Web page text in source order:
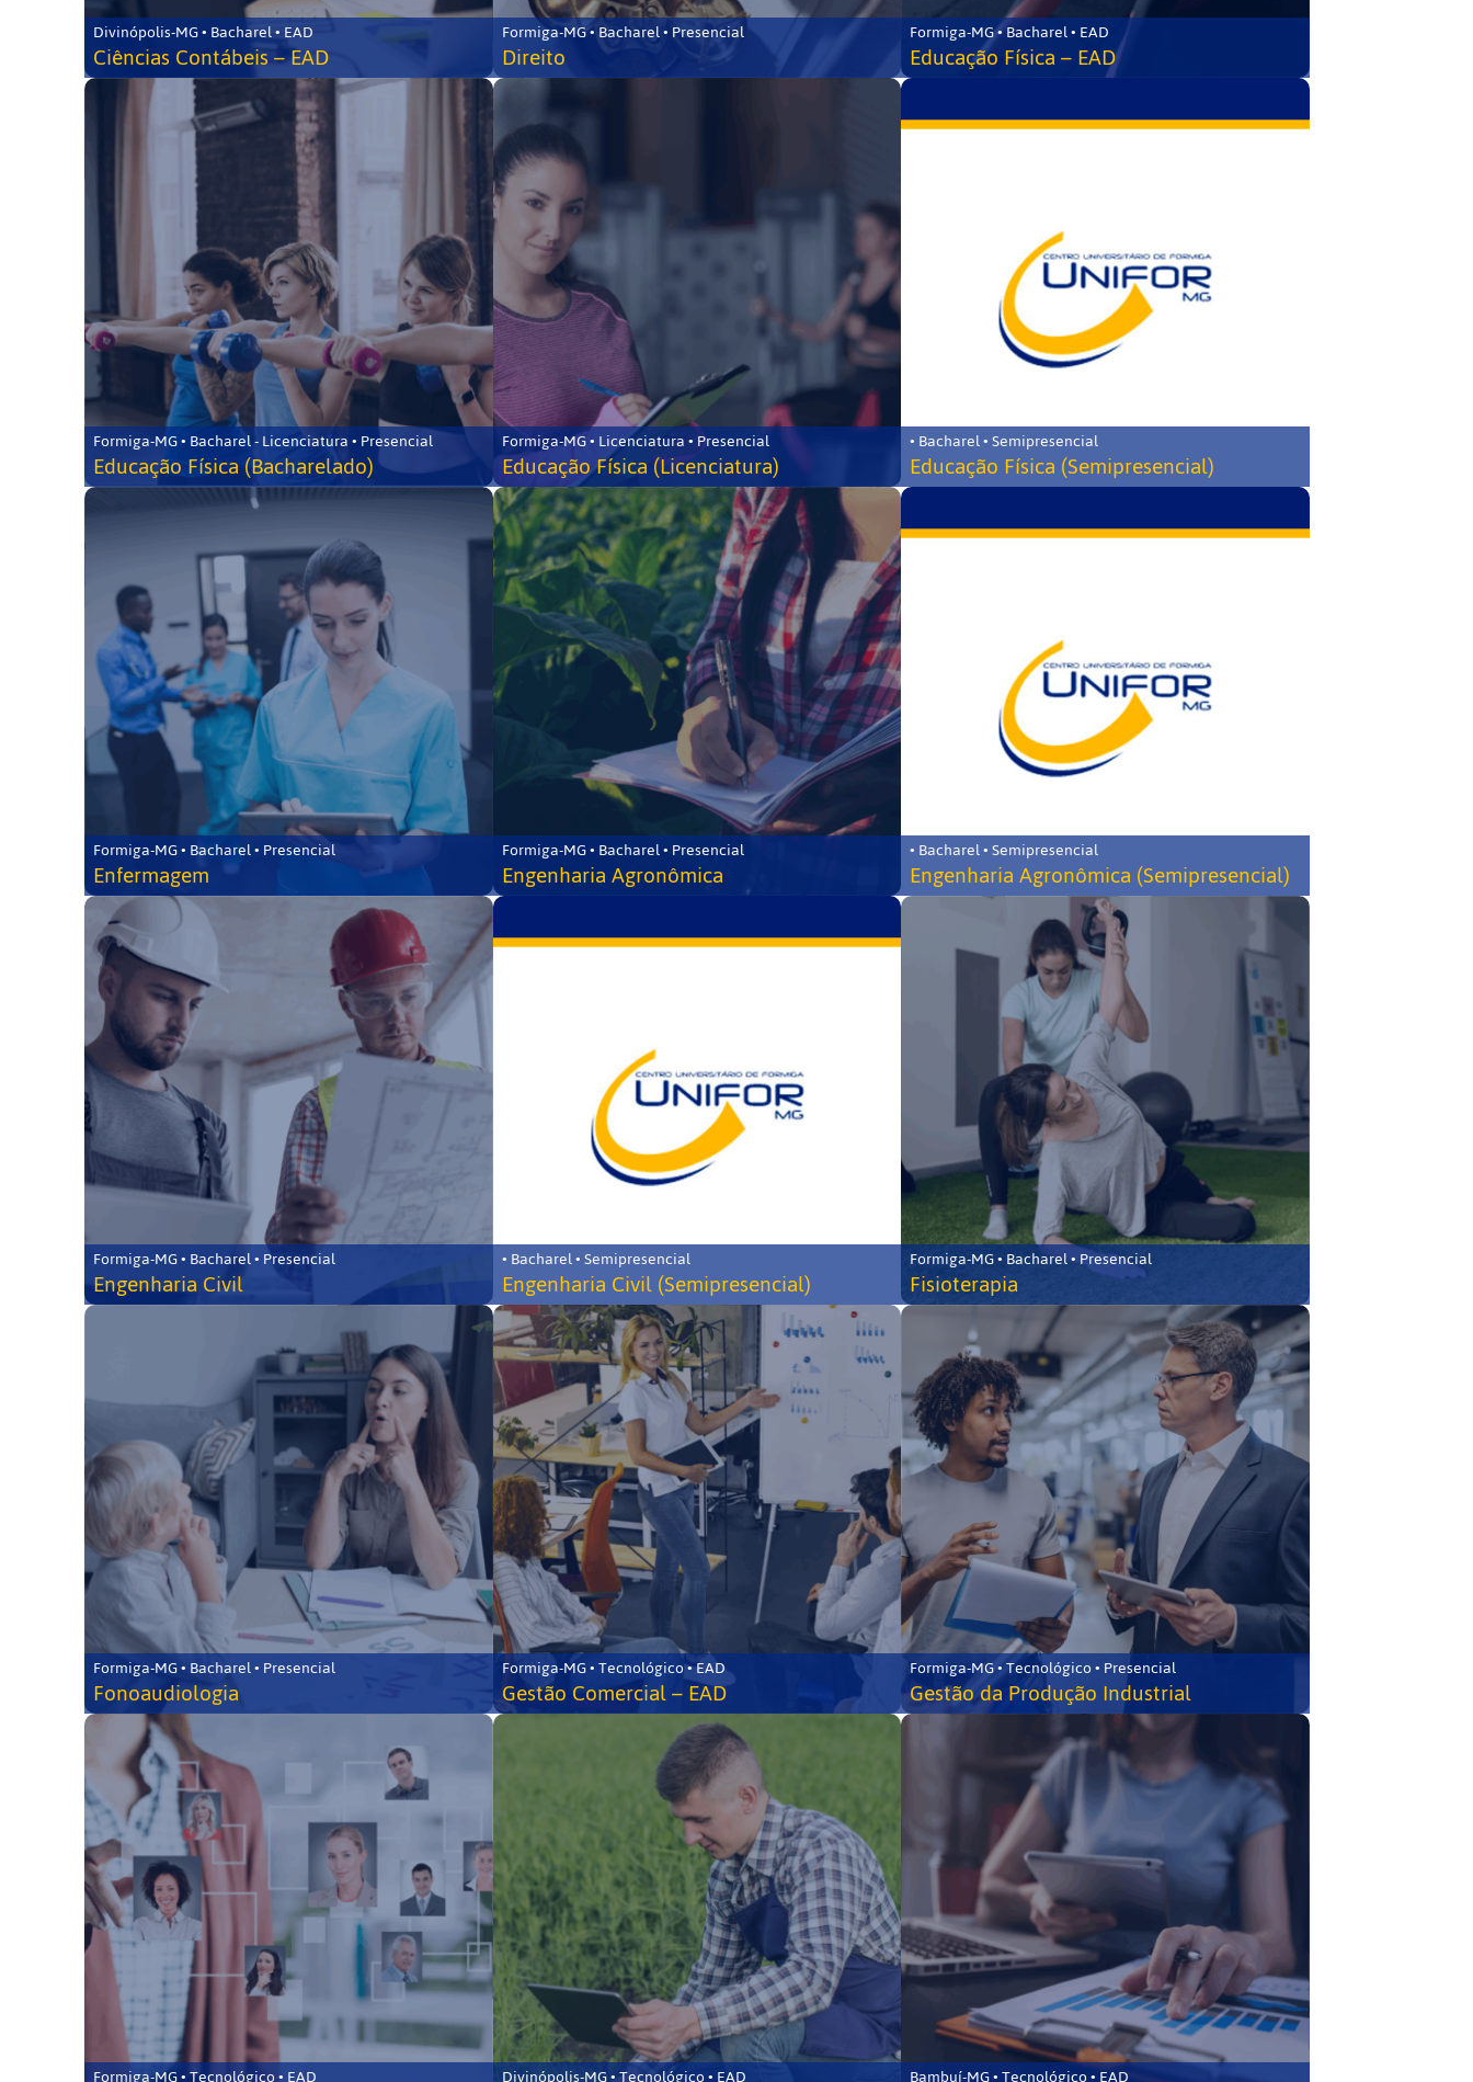
Divinópolis-MG • Bacharel • EAD
Ciências Contábeis – EAD
Formiga-MG • Bacharel • Presencial
Direito
Formiga-MG • Bacharel • EAD
Educação Física – EAD
Formiga-MG • Bacharel - Licenciatura • Presencial
Educação Física (Bacharelado)
Formiga-MG • Licenciatura • Presencial
Educação Física (Licenciatura)
• Bacharel • Semipresencial
Educação Física (Semipresencial)
Formiga-MG • Bacharel • Presencial
Enfermagem
Formiga-MG • Bacharel • Presencial
Engenharia Agronômica
• Bacharel • Semipresencial
Engenharia Agronômica (Semipresencial)
Formiga-MG • Bacharel • Presencial
Engenharia Civil
• Bacharel • Semipresencial
Engenharia Civil (Semipresencial)
Formiga-MG • Bacharel • Presencial
Fisioterapia
Formiga-MG • Bacharel • Presencial
Fonoaudiologia
Formiga-MG • Tecnológico • EAD
Gestão Comercial – EAD
Formiga-MG • Tecnológico • Presencial
Gestão da Produção Industrial